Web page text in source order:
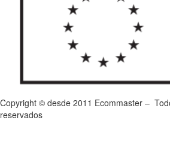
Copyright © desde 2011 Ecommaster –
reservados